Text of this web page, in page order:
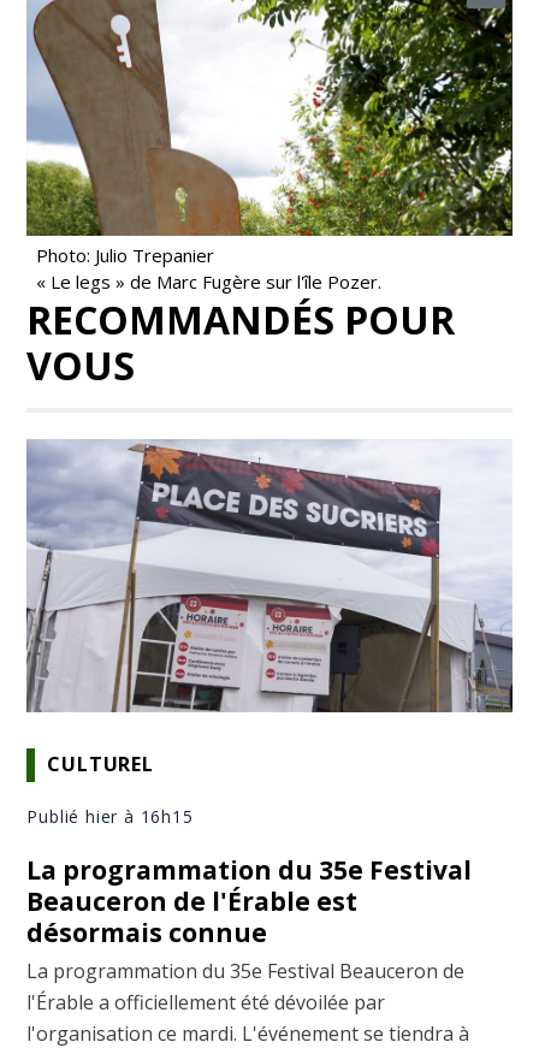
Photo: Julio Trepanier
« Le legs » de Marc Fugère sur l'île Pozer.
RECOMMANDÉS POUR
VOUS
CULTUREL
Publié hier à 16h15
La programmation du 35e Festival
Beauceron de l'Érable est
désormais connue
La programmation du 35e Festival Beauceron de
l'Érable a officiellement été dévoilée par
l'organisation ce mardi. L'événement se tiendra à